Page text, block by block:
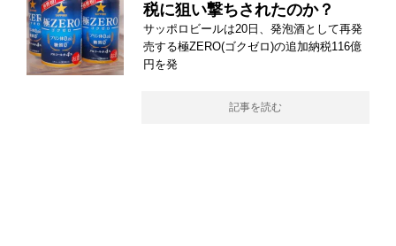
税に狙い撃ちされたのか？
サッポロビールは20日、発泡酒として再発
売する極ZERO(ゴクゼロ)の追加納税116億
円を発
記事を読む